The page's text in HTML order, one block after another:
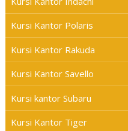
Kursi Kantor Polaris
Kursi Kantor Rakuda
Kursi Kantor Savello
Kursi kantor Subaru
Kursi Kantor Tiger